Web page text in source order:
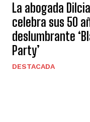
La abogada
celebra sus 50
deslumbrante
Party’
DESTACADA